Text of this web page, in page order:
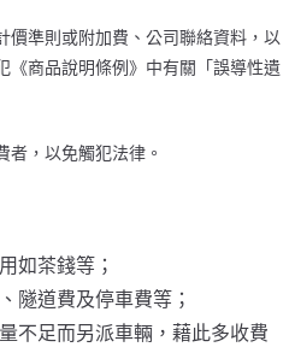
準則或附加費、公司聯絡資料，以
《商品說明條例》中有關「誤導性遺
，以免觸犯法律。
如茶錢等；
隧道費及停車費等；
不足而另派車輛，藉此多收費